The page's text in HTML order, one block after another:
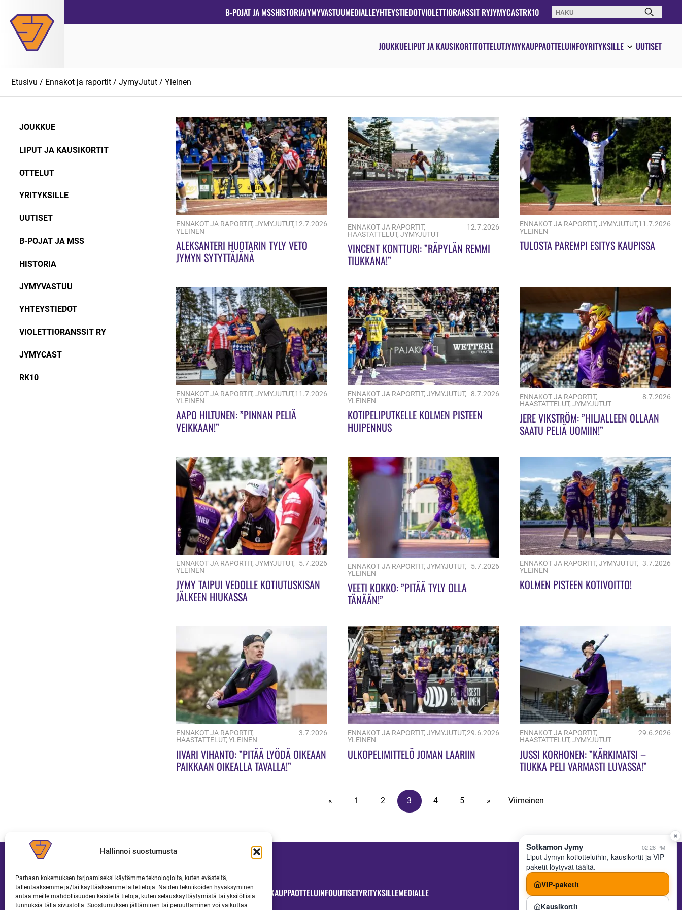
Hallinnoi suostumusta
Parhaan kokemuksen tarjoamiseksi käytämme teknologioita, kuten evästeitä,
tallentaaksemme ja/tai käyttääksemme laitetietoja. Näiden tekniikoiden hyväksyminen
antaa meille mahdollisuuden käsitellä tietoja, kuten selauskäyttäytymistä tai yksilöllisiä
tunnuksia tällä sivustolla. Suostumuksen jättäminen tai peruuttaminen voi vaikuttaa
suoraan
sisältöön
B-POJAT JA MSSHISTORIAJYMYVASTUUMEDIALLEYHTEYSTIEDOTVIOLETTIORANSSIT RYJYMYCASTRK10 Haku:
JOUKKUELIPUT JA KAUSIKORTITOTTELUTJYMYKAUPPAOTTELUINFOYRITYKSILLE UUTISET
Etusivu / Ennakot ja raportit / JymyJutut / Yleinen
JOUKKUE
LIPUT JA KAUSIKORTIT
OTTELUT
YRITYKSILLE
UUTISET
B-POJAT JA MSS
HISTORIA
JYMYVASTUU
YHTEYSTIEDOT
VIOLETTIORANSSIT RY
JYMYCAST
RK10
ENNAKOT JA RAPORTIT, JYMYJUTUT,
YLEINEN
12.7.2026
ALEKSANTERI HUOTARIN TYLY VETO
JYMYN SYTYTTÄJÄNÄ
ENNAKOT JA RAPORTIT,
HAASTATTELUT,JYMYJUTUT
12.7.2026
VINCENT KONTTURI: ”RÄPYLÄN REMMI
TIUKKANA!”
ENNAKOT JA RAPORTIT, JYMYJUTUT,
YLEINEN
11.7.2026
TULOSTA PAREMPI ESITYS KAUPISSA
ENNAKOT JA RAPORTIT, JYMYJUTUT,
YLEINEN
11.7.2026
AAPO HILTUNEN: ”PINNAN PELIÄ
VEIKKAAN!”
ENNAKOT JA RAPORTIT,JYMYJUTUT,
YLEINEN
8.7.2026
KOTIPELIPUTKELLE KOLMEN PISTEEN
HUIPENNUS
ENNAKOT JA RAPORTIT,
HAASTATTELUT, JYMYJUTUT
8.7.2026
JERE VIKSTRÖM: ”HILJALLEEN OLLAAN
SAATU PELIÄ UOMIIN!”
ENNAKOT JA RAPORTIT, JYMYJUTUT,
YLEINEN
5.7.2026
JYMY TAIPUI VEDOLLE KOTIUTUSKISAN
JÄLKEEN HIUKASSA
ENNAKOT JA RAPORTIT,JYMYJUTUT,
YLEINEN
5.7.2026
VEETI KOKKO: ”PITÄÄ TYLY OLLA
TÄNÄÄN!”
ENNAKOT JA RAPORTIT, JYMYJUTUT,
YLEINEN
3.7.2026
KOLMEN PISTEEN KOTIVOITTO!
ENNAKOT JA RAPORTIT,
HAASTATTELUT, YLEINEN
3.7.2026
IIVARI VIHANTO: ”PITÄÄ LYÖDÄ OIKEAAN
PAIKKAAN OIKEALLA TAVALLA!”
ENNAKOT JA RAPORTIT,JYMYJUTUT,
YLEINEN
29.6.2026
ULKOPELIMITTELÖ JOMAN LAARIIN
ENNAKOT JA RAPORTIT,
HAASTATTELUT, JYMYJUTUT
29.6.2026
JUSSI KORHONEN: ”KÄRKIMATSI –
TIUKKA PELI VARMASTI LUVASSA!”
« 1 2 3 4 5 » Viimeinen
JOUKKUELIPUT JA KAUSIKORTITOTTELUTJYMYKAUPPAOTTELUINFOUUTISETYRITYKSILLEMEDIALLE